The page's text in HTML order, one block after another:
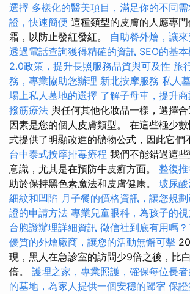
選擇 多樣化的醫美項目，滿足你的不同
證，快速簡便 這種類型的皮膚的人應專
霜，以防止發紅發紅。 自助餐外燴，讓
透過電話查詢獲得精確的資訊 SEO的基
2.0政策，提升長照服務品質與可及性 旅
務，專業協助您辦理 新北按摩服務 私人
場上私人墓地的選擇 了解子母車，提升
撥筋療法 與任何其他化妝品一樣，選擇
因素是您的個人皮膚類型。 在這些極少
式提供了明顯改進的礦物公式，因此它們
台中泰式按摩排毒療程 我們不能錯過這
意識，尤其是在預防牛皮癬方面。 整復
助於保持黑色素魔法和皮膚健康。 玻尿
細紋和凹陷 月子餐的價格資訊，讓您規
證的申請方法 專業兒童眼科，為孩子的
台胞證辦理詳細資訊 徵信社到底有用嗎
優質的外燴廠商，讓您的活動無懈可擊
現，黑人在急診室的訪問少9倍之後，比
倍。 護理之家，專業照護，確保每位長
的墓地，為家人提供一個安穩的歸宿 保